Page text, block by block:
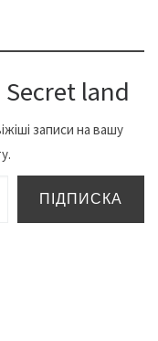
Secret land
записи на вашу
пошти…
ПІДПИСКА